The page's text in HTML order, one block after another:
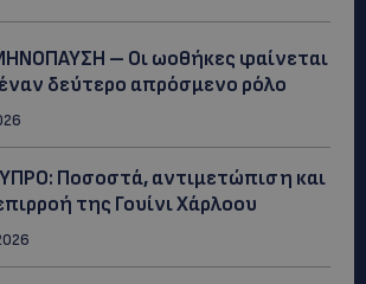
– Οι ωοθήκες φαίνεται
δεύτερο απρόσμενο ρόλo
Ποσοστά, αντιμετώπιση και
της Γουίνι Χάρλοου